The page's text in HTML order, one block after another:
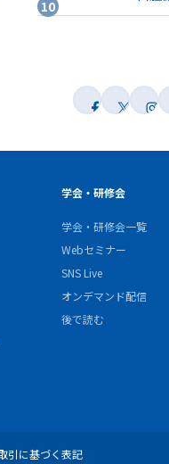
学会・研修会
学会・研修会一覧
Webセミナー
SNS Live
オンデマンド配信
後で読む
引に基づく表記